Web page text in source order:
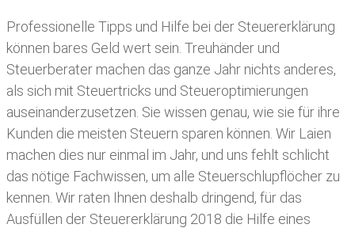
Professionelle Tipps und Hilfe bei der Steuererklärung
können bares Geld wert sein. Treuhänder und
Steuerberater machen das ganze Jahr nichts anderes,
als sich mit Steuertricks und Steueroptimierungen
auseinanderzusetzen. Sie wissen genau, wie sie für ihre
Kunden die meisten Steuern sparen können. Wir Laien
machen dies nur einmal im Jahr, und uns fehlt schlicht
das nötige Fachwissen, um alle Steuerschlupflöcher zu
kennen. Wir raten Ihnen deshalb dringend, für das
Ausfüllen der Steuererklärung 2018 die Hilfe eines